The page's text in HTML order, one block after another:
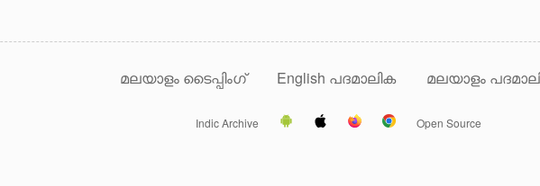
മലയാളം ടൈപ്പിംഗ് English പദമാലിക മലയാളം
Indic Archive Open Source